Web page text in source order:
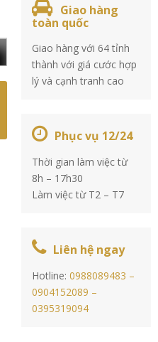
Giao hàng
toàn quốc
Giao hàng với 64 tỉnh
thành với giá cước hợp
lý và cạnh tranh cao
Phục vụ 12/24
Thời gian làm việc từ
8h – 17h30
Làm việc từ T2 – T7
Liên hệ ngay
Hotline:0988089483 –
0904152089 –
0395319094